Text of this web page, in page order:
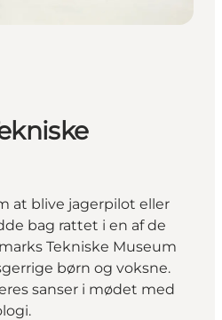
at blive jagerpilot eller
bag rattet i en af de
Tekniske Museum
børn og voksne.
sanser i mødet med